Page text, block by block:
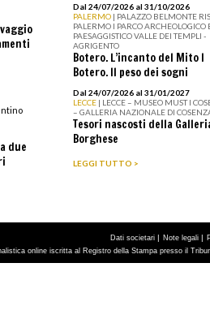
due
Dal 24/07/2026 al 31/10/2026
PALERMO | PALAZZO BELMONTE
PALERMO I PARCO ARCHEOLOGICO
PAESAGGISTICO VALLE DEI TEMPLI -
AGRIGENTO
Botero. L’incanto del Mito I
Botero. Il peso dei sogni
Dal 24/07/2026 al 31/01/2027
LECCE | LECCE – MUSEO MUST I
– GALLERIA NAZIONALE DI
Tesori nascosti della
Borghese
LEGGI TUTTO >
Dati societari | Note legali |
online iscritta al Registro della Stampa presso il